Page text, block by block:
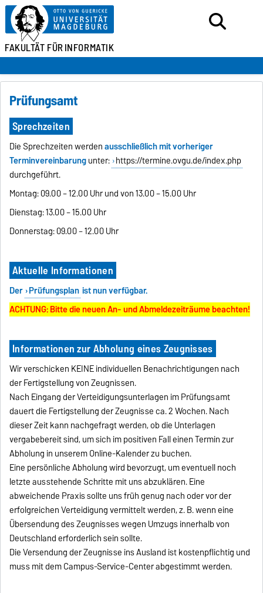
FAKULTÄT FÜRINFORMATIK
Prüfungsamt
Sprechzeiten
Die Sprechzeiten werdenausschließlich mit vorheriger
Terminvereinbarungunter: https://termine.ovgu.de/index.php
durchgeführt.
Montag: 09.00 – 12.00 Uhr und von 13.00 – 15.00 Uhr
Dienstag: 13.00 – 15.00 Uhr
Donnerstag: 09.00 – 12.00 Uhr
Aktuelle Informationen
Der Prüfungsplan ist nun verfügbar.
ACHTUNG: Bitte die neuen An- und Abmeldezeiträume beachten!
Informationen zur Abholung eines Zeugnisses
Wir verschicken KEINE individuellen Benachrichtigungen nach
der Fertigstellung von Zeugnissen.
Nach Eingang der Verteidigungsunterlagen im Prüfungsamt
dauert die Fertigstellung der Zeugnisse ca. 2 Wochen. Nach
dieser Zeit kann nachgefragt werden, ob die Unterlagen
vergabebereit sind, um sich im positiven Fall einen Termin zur
Abholung in unserem Online-Kalender zu buchen.
Eine persönliche Abholung wird bevorzugt, um eventuell noch
letzte ausstehende Schritte mit uns abzuklären. Eine
abweichende Praxis sollte uns früh genug nach oder vor der
erfolgreichen Verteidigung vermittelt werden, z. B. wenn eine
Übersendung des Zeugnisses wegen Umzugs innerhalb von
Deutschland erforderlich sein sollte.
Die Versendung der Zeugnisse ins Ausland ist kostenpflichtig und
muss mit dem Campus-Service-Center abgestimmt werden.